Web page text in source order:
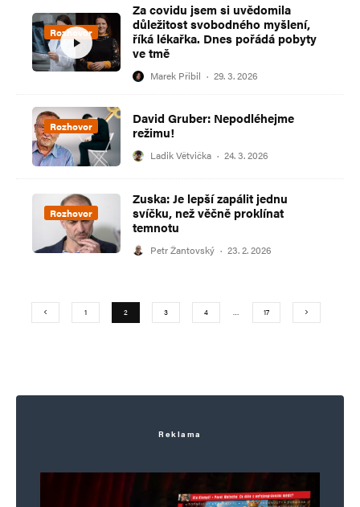
Rozhovor
Za covidu jsem si uvědomila
důležitost svobodného myšlení,
říká lékařka. Dnes pořádá pobyty
ve tmě
Marek Přibil · 29. 3. 2026
Rozhovor
David Gruber: Nepodléhejme
režimu!
Ladik Větvička · 24. 3. 2026
Rozhovor
Zuska: Je lepší zapálit jednu
svíčku, než věčně proklínat
temnotu
Petr Žantovský · 23. 2. 2026
1 2 3 4 17
Reklama